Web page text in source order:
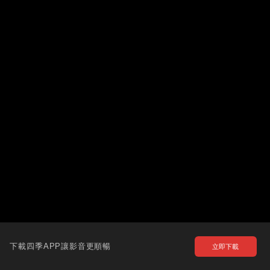
下載四季APP讓影音更順暢 立即下載